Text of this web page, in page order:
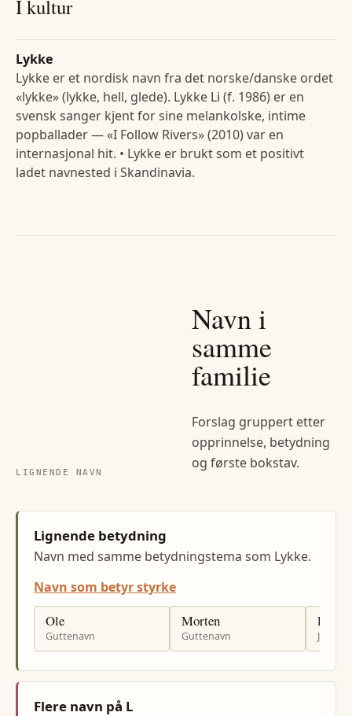
I kultur
Lykke
Lykke er et nordisk navn fra det norske/danske ordet
«lykke» (lykke, hell, glede). Lykke Li (f. 1986) er en
svensk sanger kjent for sine melankolske, intime
popballader — «I Follow Rivers» (2010) var en
internasjonal hit. • Lykke er brukt som et positivt
ladet navnested i Skandinavia.
LIGNENDE NAVN
Navn i
samme
familie
Forslag gruppert etter
opprinnelse, betydning
og første bokstav.
Lignende betydning
Navn med samme betydningstema som Lykke.
Navn som betyr styrke
Ole
Guttenavn
Morten
Guttenavn
Liv
Flere navn på L